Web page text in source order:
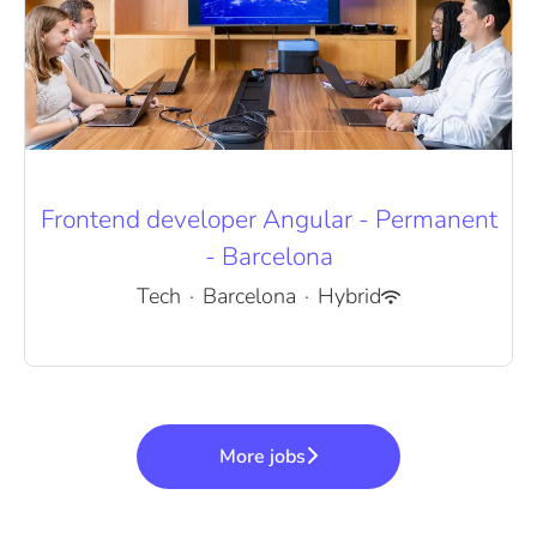
Frontend developer Angular - Permanent
- Barcelona
Tech · Barcelona · Hybrid
More jobs